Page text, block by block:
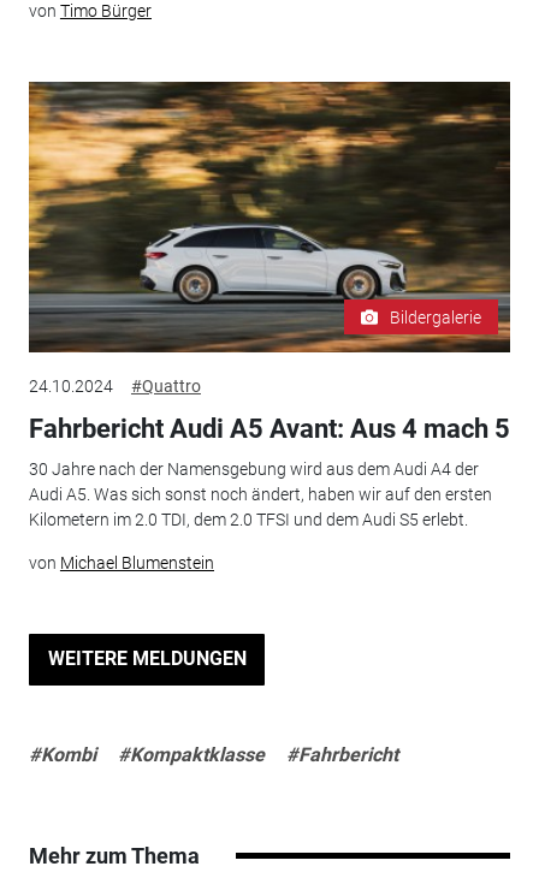
von Timo Bürger
Bildergalerie
24.10.2024 #Quattro
Fahrbericht Audi A5 Avant: Aus 4 mach 5
30 Jahre nach der Namensgebung wird aus dem Audi A4 der
Audi A5. Was sich sonst noch ändert, haben wir auf den ersten
Kilometern im 2.0 TDI, dem 2.0 TFSI und dem Audi S5 erlebt.
von Michael Blumenstein
WEITERE MELDUNGEN
#Kombi #Kompaktklasse #Fahrbericht
Mehr zum Thema